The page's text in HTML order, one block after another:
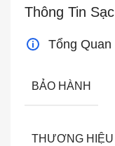
Thông Tin Sạc
Tổng Quan
BẢO HÀNH
THƯƠNG HIỆU